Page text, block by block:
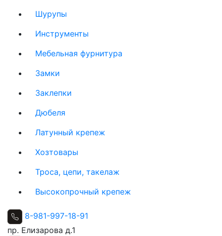
Шурупы
Инструменты
Мебельная фурнитура
Замки
Заклепки
Дюбеля
Латунный крепеж
Хозтовары
Троса, цепи, такелаж
Высокопрочный крепеж
8-981-997-18-91
пр. Елизарова д.1